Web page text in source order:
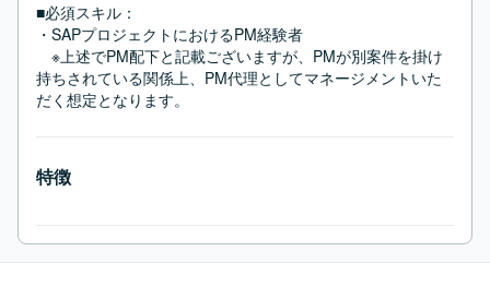
■必須スキル：
・SAPプロジェクトにおけるPM経験者
※上述でPM配下と記載ございますが、PMが別案件を掛け
持ちされている関係上、PM代理としてマネージメントいた
だく想定となります。
特徴